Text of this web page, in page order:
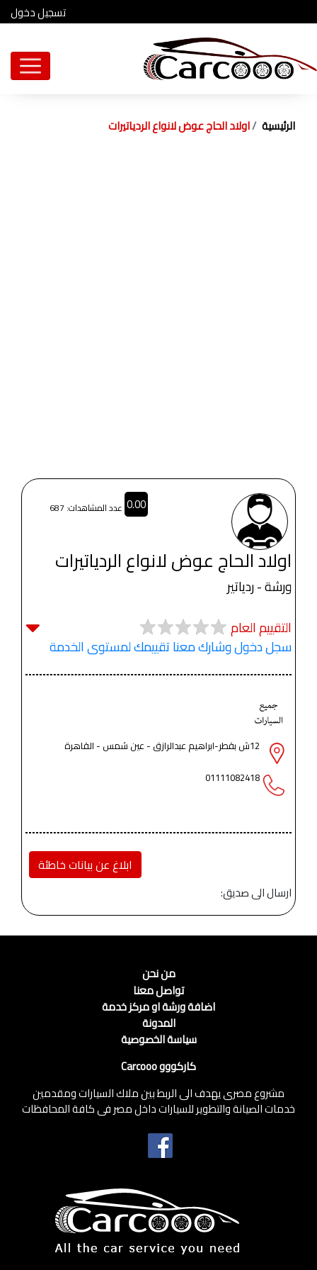
تسجيل دخول
الرئيسية اولاد الحاج عوض لانواع الردياتيرات
اولاد الحاج عوض لانواع الردياتيرات
ورشة - ردياتير
التقييم العام
سجل دخول وشارك معنا تقييمك لمستوى الخدمة
12ش بقطر-ابراهيم عبدالرازق - عين شمس - القاهرة
01111082418
ابلاغ عن بيانات خاطئة
0.00 عدد المشاهدات: 687
ارسال الى صديق:
من نحن
تواصل معنا
اضافة ورشة او مركز خدمة
المدونة
سياسة الخصوصية
كاركووو Carcooo
مشروع مصرى يهدف الى الربط بين ملاك السيارات ومقدمين
خدمات الصيانة والتطوير للسيارات داخل مصر فى كافة المحافظات